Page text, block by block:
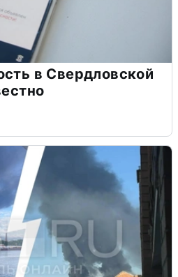
в Свердловской